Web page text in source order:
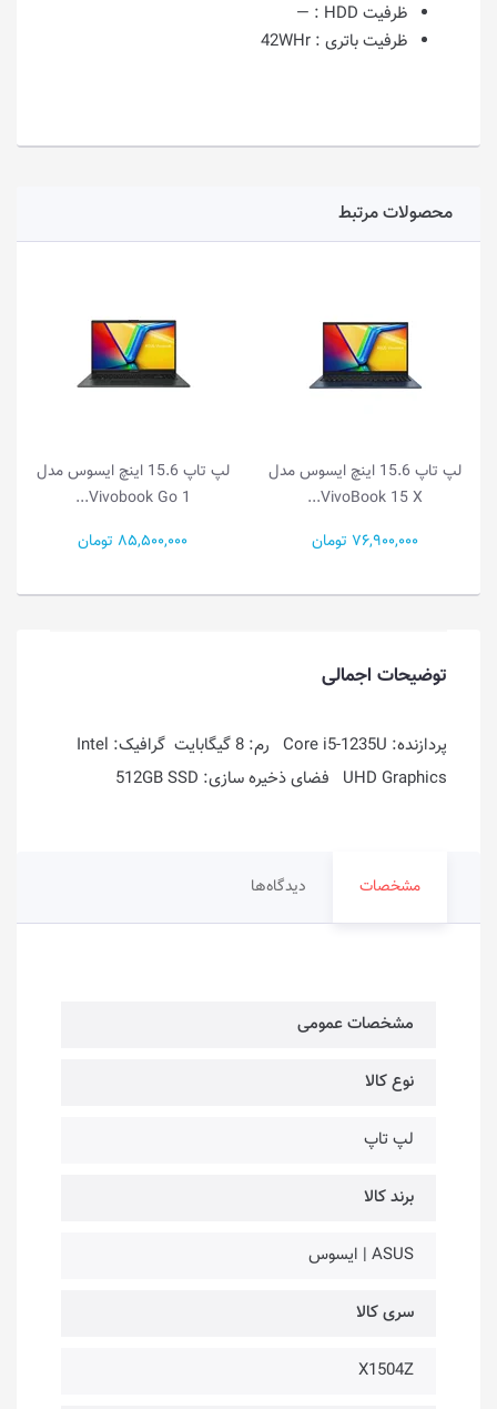
ظرفیت HDD :
—
ظرفیت باتری : 42WHr
محصولات مرتبط
لپ تاپ 15.6 اینچ ایسوس مدل
Vivobook Go 1...
85,500,000 تومان
لپ تاپ 14.0 اینچ ایسوس مدل
Vivobook Go 1...
49,000,000 تومان
توضیحات اجمالی
پردازنده: Core i5-1235U رم: 8 گیگابایت گرافیک: Intel
UHD Graphics فضای ذخیره سازی: 512GB SSD
مشخصات دیدگاه‌ها
مشخصات عمومی
نوع کالا
لپ تاپ
برند کالا
ASUS | ایسوس
سری کالا
X1504Z